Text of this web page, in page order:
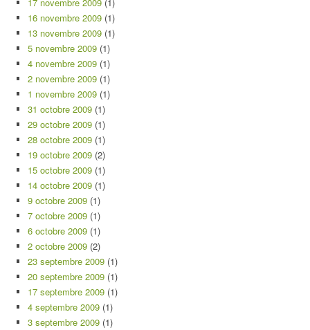
16 novembre 2009 (1)
13 novembre 2009 (1)
5 novembre 2009 (1)
4 novembre 2009 (1)
2 novembre 2009 (1)
1 novembre 2009 (1)
31 octobre 2009 (1)
29 octobre 2009 (1)
28 octobre 2009 (1)
19 octobre 2009 (2)
15 octobre 2009 (1)
14 octobre 2009 (1)
9 octobre 2009 (1)
7 octobre 2009 (1)
6 octobre 2009 (1)
2 octobre 2009 (2)
23 septembre 2009 (1)
20 septembre 2009 (1)
17 septembre 2009 (1)
4 septembre 2009 (1)
3 septembre 2009 (1)